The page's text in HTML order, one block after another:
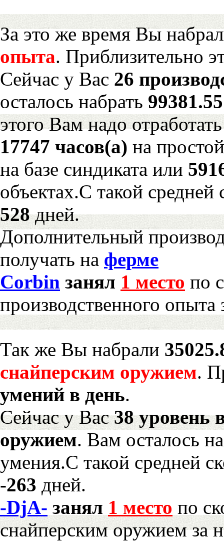
За это же время Вы
опыта. Приблизительно
Сейчас у Вас 26
осталось набрать
этого Вам надо отработать
17747 часов(а) на
на базе синдиката или
объектах.С такой
528дней.
Дополнительный
получать на ферме
Corbin занял 1 место по
производственного опыта
Так же Вы набрали
снайперским оружием.
умений в день.
Сейчас у Вас38 уровень
оружием. Вам осталось
умения.С такой средней
-263 дней.
-DjA- занял 1 место по
снайперским оружием за